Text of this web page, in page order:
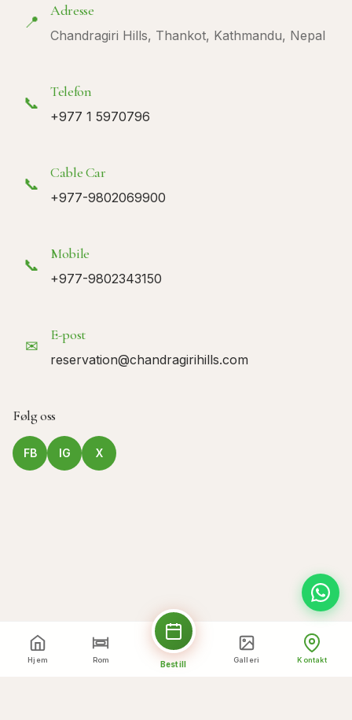
📍
Adresse
Chandragiri Hills, Thankot, Kathmandu, Nepal
📞
Telefon
+977 1 5970796
📞
Cable Car
+977-9802069900
📞
Mobile
+977-9802343150
✉
E-post
reservation@chandragirihills.com
Følg oss
FB IG X
Hjem Rom Bestill Galleri Kontakt